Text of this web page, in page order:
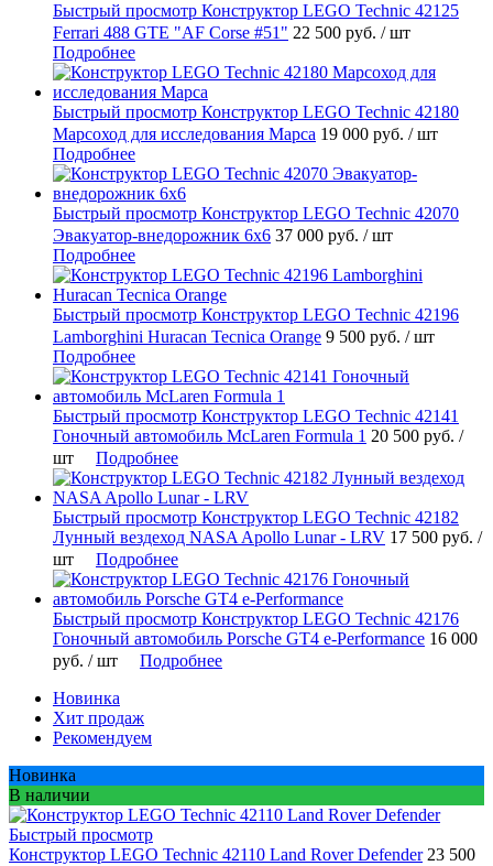
Быстрый просмотр Конструктор LEGO Technic 42125
Ferrari 488 GTE "AF Corse #51" 22 500 руб. / шт
Подробнее
Быстрый просмотр Конструктор LEGO Technic 42180
Марсоход для исследования Марса 19 000 руб. / шт
Подробнее
Быстрый просмотр Конструктор LEGO Technic 42070
Эвакуатор-внедорожник 6х6 37 000 руб. / шт
Подробнее
Быстрый просмотр Конструктор LEGO Technic 42196
Lamborghini Huracan Tecnica Orange 9 500 руб. / шт
Подробнее
Быстрый просмотр Конструктор LEGO Technic 42141
Гоночный автомобиль McLaren Formula 1 20 500 руб. /
шт
Подробнее
Быстрый просмотр Конструктор LEGO Technic 42182
Лунный вездеход NASA Apollo Lunar - LRV 17 500 руб. /
шт
Подробнее
Быстрый просмотр Конструктор LEGO Technic 42176
Гоночный автомобиль Porsche GT4 e-Performance 16 000
руб. / шт
Подробнее
Новинка
Хит продаж
Рекомендуем
Новинка
В наличии
Быстрый просмотр
Конструктор LEGO Technic 42110 Land Rover Defender 23 500